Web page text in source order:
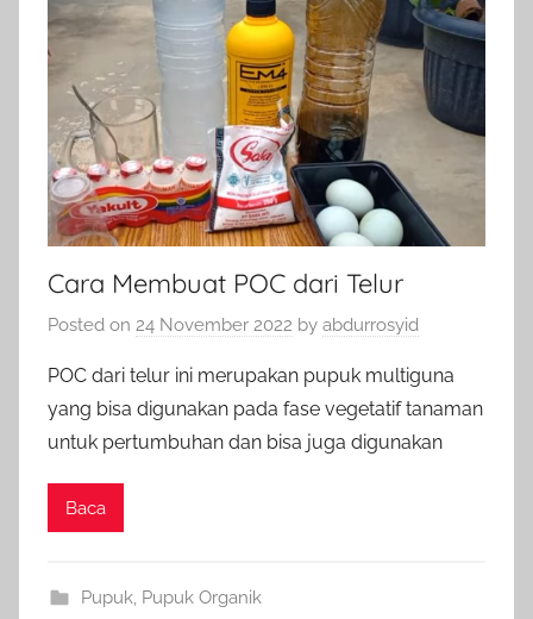
Cara Membuat POC dari Telur
Posted on 24 November 2022 by abdurrosyid
POC dari telur ini merupakan pupuk multiguna
yang bisa digunakan pada fase vegetatif tanaman
untuk pertumbuhan dan bisa juga digunakan
Baca
Pupuk, Pupuk Organik